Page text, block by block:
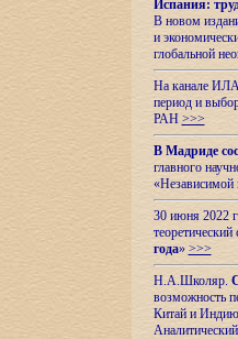
Испания:
В новом
и
глобальной
На канале
период и
РАН >>>
В Мадриде
главного
«Независимой
30 июня 2022
года» >>>
Н.А.Школяр.
возможность
Китай и